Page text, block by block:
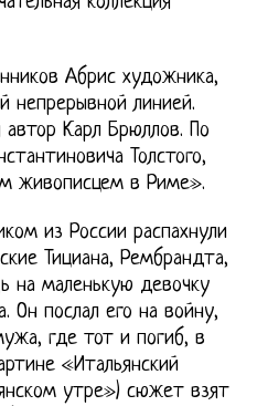
Абрис художника,
непрерывной линией.
автор Карл Брюллов. По
Толстого,
живописцем в Риме».
из России распахнули
Тициана, Рембрандта,
на маленькую девочку
Он послал его на войну,
где тот и погиб, в
«Итальянский
утре») сюжет взят